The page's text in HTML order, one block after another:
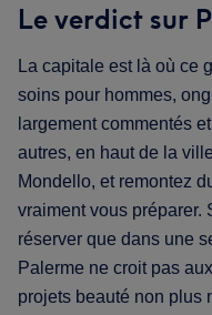
Le verdict sur
La capitale est là où ce
soins pour hommes,
largement commentés
autres, en haut de la
Mondello, et remontez
vraiment vous préparer.
réserver que dans une
Palerme ne croit pas
projets beauté non plus